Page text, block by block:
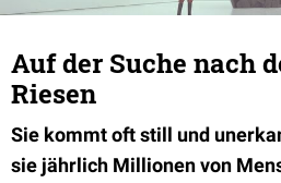
Auf der Suche nach
Riesen
Sie kommt oft still und
sie jährlich Millionen von